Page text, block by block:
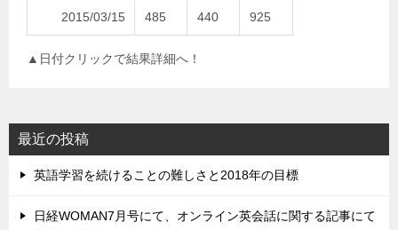
2015/03/15 485 440 925
▲日付クリックで結果詳細へ！
最近の投稿
英語学習を続けることの難しさと2018年の目標
日経WOMAN7月号にて、オンライン英会話に関する記事にて